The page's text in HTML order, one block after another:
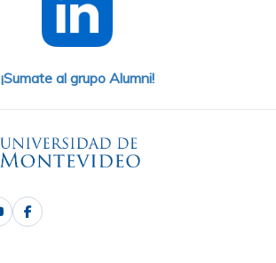
¡Sumate al grupo Alumni!